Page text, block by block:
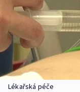
Lékařská péče